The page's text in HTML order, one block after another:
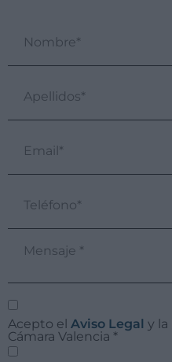
Acepto el Aviso Legal y la
Cámara Valencia *